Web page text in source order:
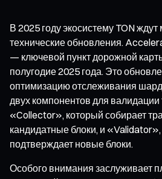
В 2025 году экосистему TON
технические обновления.
— ключевой пункт дорожной
полугодие 2025 года. Это
оптимизацию отслеживания
двух компонентов для валидации
«Collector», который собирает
кандидатные блоки, и
подтверждает новые блоки.
Особого внимания заслуживает